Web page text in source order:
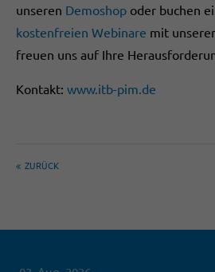
unseren Demoshop oder buchen
kostenfreien Webinare mit
freuen uns auf Ihre
Kontakt: www.itb-pim.de
ZURÜCK